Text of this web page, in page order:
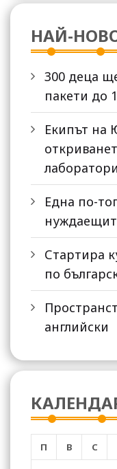
НАЙ-
300 деца
пакети до
Екипът на
Една по-
Стартира
по
английски
П В С